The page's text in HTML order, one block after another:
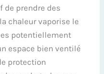
de prendre des
chaleur vaporise le
potentiellement
espace bien ventilé
protection